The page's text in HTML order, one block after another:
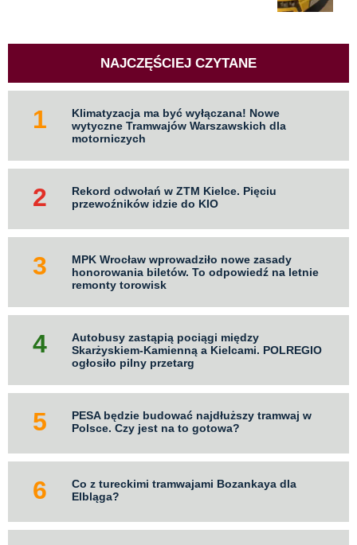
NAJCZĘŚCIEJ CZYTANE
Klimatyzacja ma być wyłączana! Nowe
wytyczne Tramwajów Warszawskich dla
motorniczych
Rekord odwołań w ZTM Kielce. Pięciu
przewoźników idzie do KIO
MPK Wrocław wprowadziło nowe zasady
honorowania biletów. To odpowiedź na letnie
remonty torowisk
Autobusy zastąpią pociągi między
Skarżyskiem-Kamienną a Kielcami. POLREGIO
ogłosiło pilny przetarg
PESA będzie budować najdłuższy tramwaj w
Polsce. Czy jest na to gotowa?
Co z tureckimi tramwajami Bozankaya dla
Elbląga?